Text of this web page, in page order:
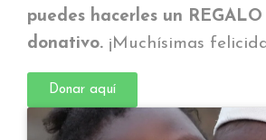
puedes hacerles un REGALO
donativo. ¡Muchísimas
Donar aquí